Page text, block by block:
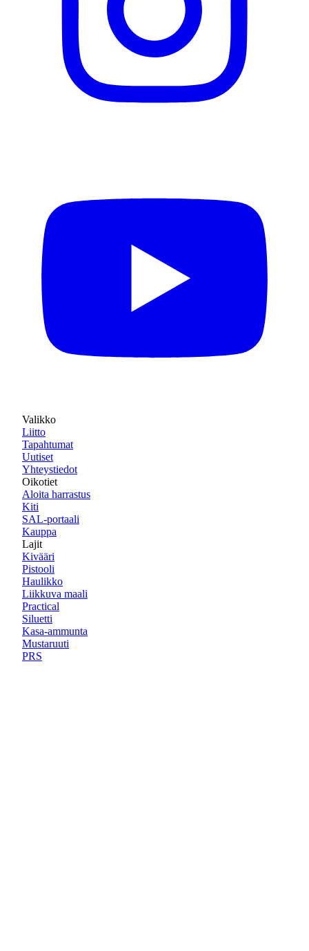
Valikko
Liitto
Tapahtumat
Uutiset
Yhteystiedot
Oikotiet
Aloita harrastus
Kiti
SAL-portaali
Kauppa
Lajit
Kivääri
Pistooli
Haulikko
Liikkuva maali
Practical
Siluetti
Kasa-ammunta
Mustaruuti
PRS